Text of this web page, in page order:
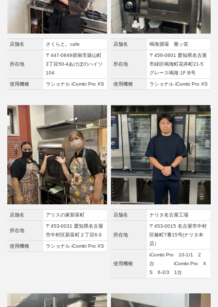
店舗名 さくらと。cafe
所在地
〒447-0849碧南市築山町
3丁目50-4あけぼのハイツ
104
使用機種 ラショナル iCombi Pro XS
店舗名 鳴海酒場 雅ッ笑
所在地
〒458-0801 愛知県名古屋
市緑区鳴海町花井町21-5
グレース鳴海 1F B号
使用機種 ラショナル iCombi Pro XS
店舗名 アリスの家新富町
所在地
〒453-0031 愛知県名古屋
市中村区新富町２丁目6-3
使用機種 ラショナル iCombi Pro XS
店舗名 ナリタ名古屋工場
所在地
〒453-0015 名古屋市中村
区椿町7番15号(ナリタ本
店）
使用機種
iCombi Pro 10-1/1 2
台 iCombi Pro X
S 6-2/3 1台